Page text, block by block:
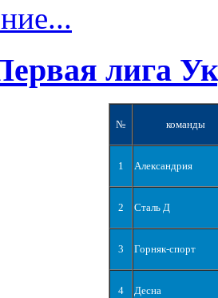
лига
№ команды
1 Александрия
2 Сталь Д
3 Горняк-спорт
4 Десна